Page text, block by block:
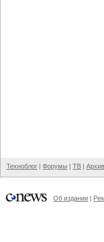
Техноблог | Форумы | ТВ | Архив
Об издании |